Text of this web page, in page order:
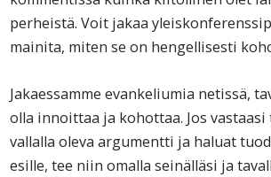
perheistä. Voit jakaa
mainita, miten se on hengellisesti
Jakaessamme evankeliumia netissä,
olla innoittaa ja kohottaa. Jos
vallalla oleva argumentti ja haluat
esille, tee niin omalla seinälläsi ja